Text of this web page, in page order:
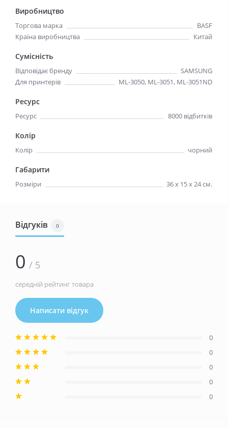
Виробництво
Торгова марка
BASF
Країна виробництва
Китай
Сумісність
Відповідає бренду
SAMSUNG
Для принтерів
ML-3050, ML-3051, ML-3051ND
Ресурс
Ресурс 8000 відбитків
Колір
Колір чорний
Габарити
Розміри 36 х 15 х 24 см.
Відгуків 0
0 / 5
середній рейтинг товара
Написати відгук
0
0
0
0
0